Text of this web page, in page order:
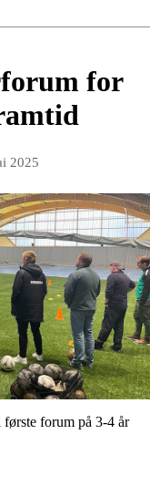
for
2025
forum på 3-4 år